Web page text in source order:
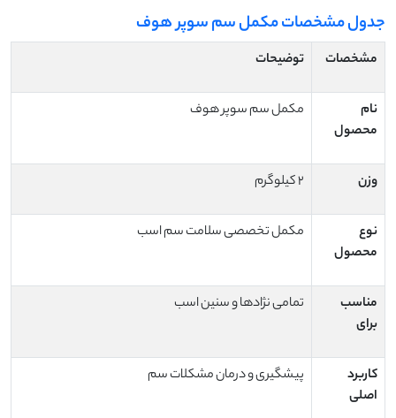
جدول مشخصات مکمل سم سوپر هوف
مشخصات توضیحات
نام
محصول
مکمل سم سوپر هوف
وزن ۲ کیلوگرم
نوع
محصول
مکمل تخصصی سلامت سم اسب
مناسب
برای
تمامی نژادها و سنین اسب
کاربرد
اصلی
پیشگیری و درمان مشکلات سم